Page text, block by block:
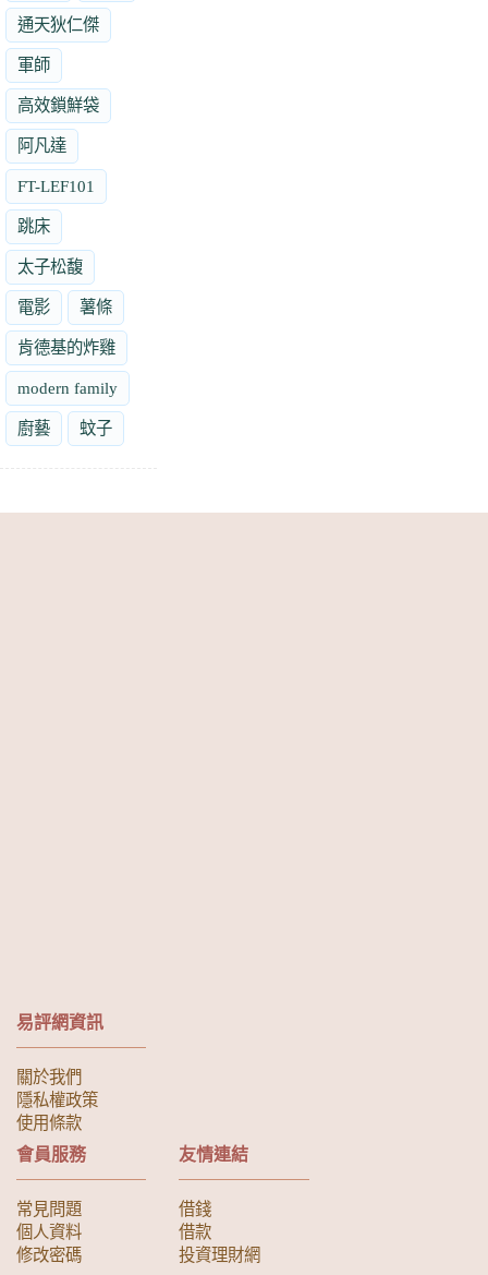
通天狄仁傑
軍師
高效鎖鮮袋
阿凡達
FT-LEF101
跳床
太子松馥
電影 薯條
肯德基的炸雞
modern family
廚藝 蚊子
易評網資訊
關於我們
隱私權政策
使用條款
會員服務
常見問題
個人資料
修改密碼
友情連結
借錢
借款
投資理財網